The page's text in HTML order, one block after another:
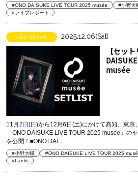
#ONO DAISUKE LIVE TOUR 2025 musée #小野大
#ライブレポート
Live Report 2025.12.06(Sat)
【セッ
musée
11月2日(日)から12月6日(土)にかけて高知、東京
「ONO DAISUKE LIVE TOUR 2025 musée」の
を公開！■ONO DAI...
#小野大輔 #ONO DAISUKE LIVE TOUR 2025
#Lantis